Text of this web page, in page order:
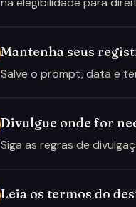
Mantenha seus
Salve o prompt, data e
Divulgue onde for
Siga as regras de
Leia os termos do